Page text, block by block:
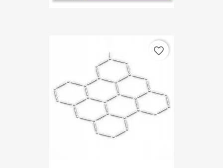
favorite_border